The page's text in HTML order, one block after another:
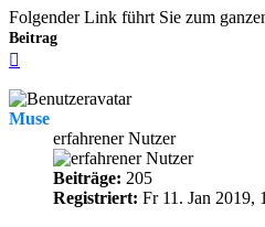
Folgender Link führt Sie zum
Beitrag
Muse
erfahrener Nutzer
Beiträge: 205
Registriert: Fr 11. Jan 2019,